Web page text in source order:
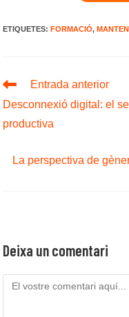
ETIQUETES:FORMACIÓ,
Llegeix
articles
Entrada anterior
Desconnexió digital: el
productiva
La perspectiva de
Deixa un comentari
Comenta